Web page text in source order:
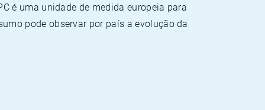
é uma unidade de medida europeia para
pode observar por país a evolução da